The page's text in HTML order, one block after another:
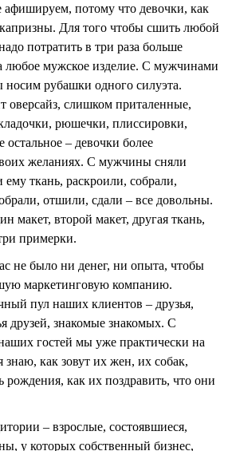
афишируем, потому что девочки, как
Для того чтобы сшить любой
потратить в три раза больше
любое мужское изделие. С мужчинами
носим рубашки одного силуэта.
оверсайз, слишком приталенные,
рюшечки, плиссировки,
остальное – девочки более
желаниях. С мужчины сняли
ему ткань, раскроили, собрали,
отшили, сдали – все довольны.
макет, второй макет, другая ткань,
примерки.
не было ни денег, ни опыта, чтобы
маркетинговую компанию.
пул наших клиентов – друзья,
друзей, знакомые знакомых. С
гостей мы уже практически на
знаю, как зовут их жен, их собак,
рождения, как их поздравить, что они
– взрослые, состоявшиеся,
у которых собственный бизнес,